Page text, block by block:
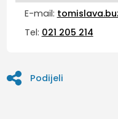
E-mail:
Tel: 021 205 214
Podijeli